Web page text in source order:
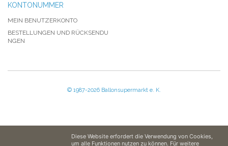
KONTONUMMER
MEIN BENUTZERKONTO
BESTELLUNGEN UND RÜCKSENDU
NGEN
© 1987-2026 Ballonsupermarkt e. K.
Diese Website erfordert die Verwendung von Cookies,
um alle Funktionen nutzen zu können. Für weitere